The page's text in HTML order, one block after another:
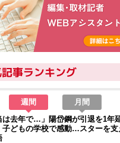
週間
月間
は去年で…」陽岱鋼が引退を1年
どもの学校で感動…スターを支